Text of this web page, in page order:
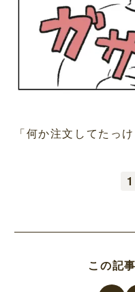
「何か注文してたっ
1
この記